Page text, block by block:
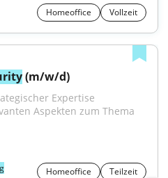
Homeoffice Vollzeit
(m/w/d)
Expertise
Aspekten zum Thema
Homeoffice Teilzeit